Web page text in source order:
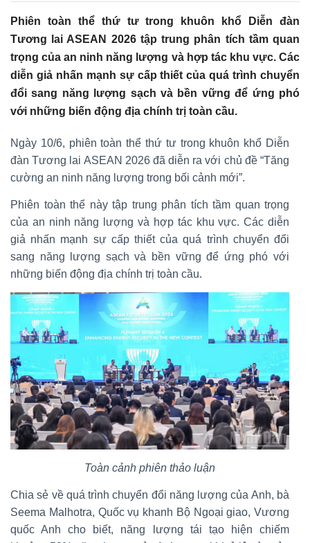
Phiên toàn thể thứ tư trong khuôn khổ Diễn đàn
Tương lai ASEAN 2026 tập trung phân tích tầm quan
trọng của an ninh năng lượng và hợp tác khu vực. Các
diễn giả nhấn mạnh sự cấp thiết của quá trình chuyển
đổi sang năng lượng sạch và bền vững để ứng phó
với những biến động địa chính trị toàn cầu.
Ngày 10/6, phiên toàn thể thứ tư trong khuôn khổ Diễn
đàn Tương lai ASEAN 2026 đã diễn ra với chủ đề “Tăng
cường an ninh năng lượng trong bối cảnh mới”.
Phiên toàn thể này tập trung phân tích tầm quan trọng
của an ninh năng lượng và hợp tác khu vực. Các diễn
giả nhấn mạnh sự cấp thiết của quá trình chuyển đổi
sang năng lượng sạch và bền vững để ứng phó với
những biến động địa chính trị toàn cầu.
Toàn cảnh phiên thảo luận
Chia sẻ về quá trình chuyển đổi năng lượng của Anh, bà
Seema Malhotra, Quốc vụ khanh Bộ Ngoại giao, Vương
quốc Anh cho biết, năng lượng tái tạo hiện chiếm